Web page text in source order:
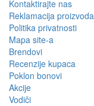
Kontaktirajte nas
Reklamacija proizvoda
Politika privatnosti
Mapa site-a
Brendovi
Recenzije kupaca
Poklon bonovi
Akcije
Vodiči